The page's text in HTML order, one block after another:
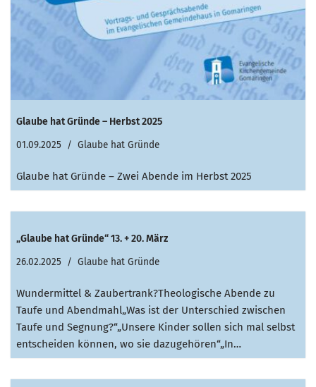
Glaube hat Gründe – Herbst 2025
01.09.2025
Glaube hat Gründe
Glaube hat Gründe – Zwei Abende im Herbst 2025
„Glaube hat Gründe“ 13. + 20. März
26.02.2025
Glaube hat Gründe
Wundermittel & Zaubertrank?Theologische Abende zu
Taufe und Abendmahl„Was ist der Unterschied zwischen
Taufe und Segnung?“„Unsere Kinder sollen sich mal selbst
entscheiden können, wo sie dazugehören“„In…